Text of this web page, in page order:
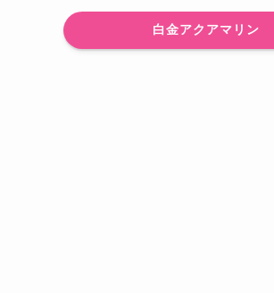
白金アクアマリン